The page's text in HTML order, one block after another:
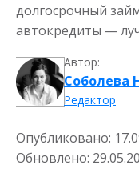
долгосрочный
автокредиты —
Автор:
Соболева
Редактор
Опубликовано:
Обновлено: